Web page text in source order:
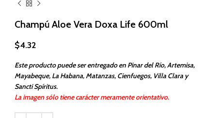
Champú Aloe Vera Doxa Life 600ml
$4.32
Este producto puede ser entregado en Pinar del Río, Artemisa,
Mayabeque, La Habana, Matanzas, Cienfuegos, Villa Clara y
Sancti Spíritus.
La imagen sólo tiene carácter meramente orientativo.